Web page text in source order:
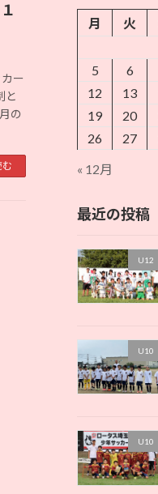
ー
と
の
月
火
5
6
12
13
19
20
26
27
« 12月
最近の投稿
U12
U10
U10